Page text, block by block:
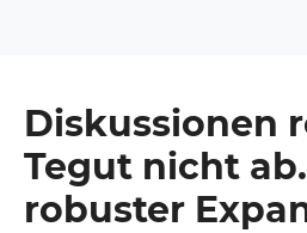
Diskussionen
Tegut nicht ab.
robuster